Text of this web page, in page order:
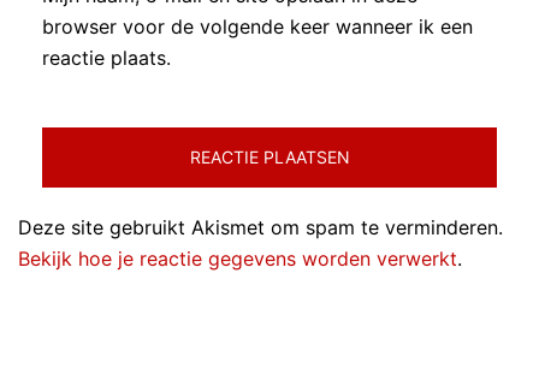
browser voor de volgende keer wanneer ik een
reactie plaats.
Deze site gebruikt Akismet om spam te verminderen.
Bekijk hoe je reactie gegevens worden verwerkt.